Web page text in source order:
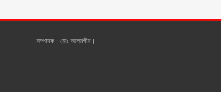
সম্পাদক : মোঃ আলমগীর।